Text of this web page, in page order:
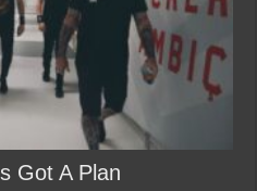
Got A Plan